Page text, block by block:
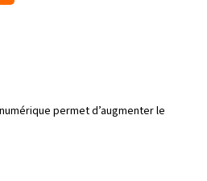
permet d’augmenter le